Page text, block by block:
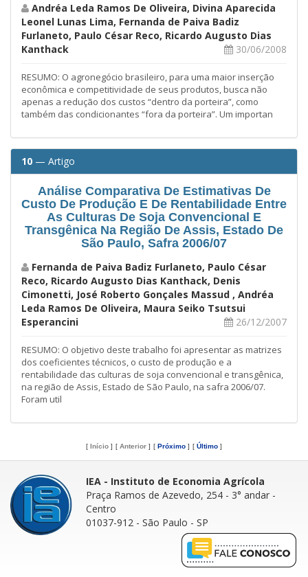
Andréa Leda Ramos De Oliveira, Divina Aparecida
Leonel Lunas Lima, Fernanda de Paiva Badiz
Furlaneto, Paulo César Reco, Ricardo Augusto Dias
Kanthack
30/06/2008
RESUMO: O agronegócio brasileiro, para uma maior inserção
econômica e competitividade de seus produtos, busca não
apenas a redução dos custos “dentro da porteira”, como
também das condicionantes “fora da porteira”. Um importan
10 — Artigo
Análise Comparativa De Estimativas De
Custo De Produção E De Rentabilidade Entre
As Culturas De Soja Convencional E
Transgênica Na Região De Assis, Estado De
São Paulo, Safra 2006/07
Fernanda de Paiva Badiz Furlaneto, Paulo César
Reco, Ricardo Augusto Dias Kanthack, Denis
Cimonetti, José Roberto Gonçales Massud , Andréa
Leda Ramos De Oliveira, Maura Seiko Tsutsui
Esperancini
26/12/2007
RESUMO: O objetivo deste trabalho foi apresentar as matrizes
dos coeficientes técnicos, o custo de produção e a
rentabilidade das culturas de soja convencional e transgênica,
na região de Assis, Estado de São Paulo, na safra 2006/07.
Foram util
[ Início ] [ Anterior ] [ Próximo ] [ Último ]
IEA - Instituto de Economia Agrícola
Praça Ramos de Azevedo, 254 - 3° andar -
Centro
01037-912 - São Paulo - SP